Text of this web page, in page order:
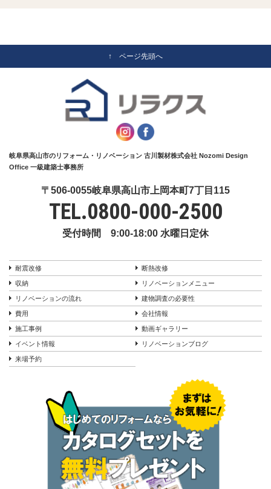
↑ ページ先頭へ
岐阜県高山市のリフォーム・リノベーション 古川製材株式会社 Nozomi Design
Office 一級建築士事務所
〒506-0055岐阜県高山市上岡本町7丁目115
TEL.0800-000-2500
受付時間 9:00-18:00 水曜日定休
耐震改修 断熱改修
収納 リノベーションメニュー
リノベーションの流れ 建物調査の必要性
費用 会社情報
施工事例 動画ギャラリー
イベント情報 リノベーションブログ
来場予約